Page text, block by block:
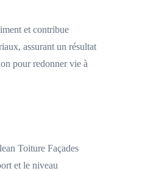
et contribue
assurant un résultat
pour redonner vie à
Toiture Façades
et le niveau